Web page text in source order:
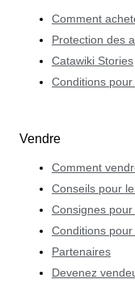
Comment
Protection des
Catawiki Stories
Conditions
Vendre
Comment
Conseils pour
Consignes
Conditions
Partenaires
Devenez